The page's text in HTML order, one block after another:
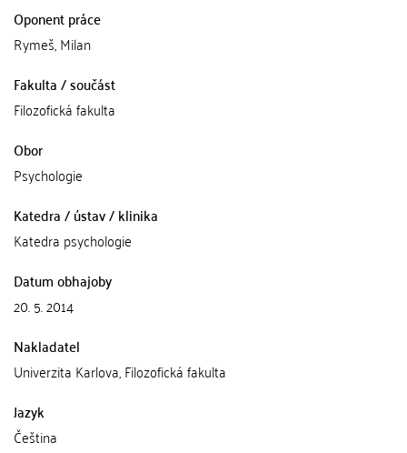
Oponent práce
Rymeš, Milan
Fakulta / součást
Filozofická fakulta
Obor
Psychologie
Katedra / ústav / klinika
Katedra psychologie
Datum obhajoby
20. 5. 2014
Nakladatel
Univerzita Karlova, Filozofická fakulta
Jazyk
Čeština